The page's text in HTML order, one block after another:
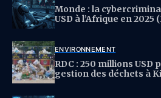
Monde : la
USD à l’Afrique en 2025
ENVIRONNEMENT
RDC : 250 millions
gestion des déchets à